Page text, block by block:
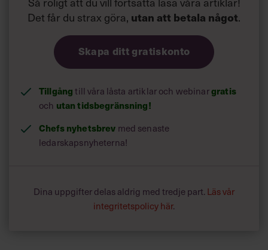
Det får du strax göra, utan att betala något.
Skapa ditt gratiskonto
Tillgångtill våra låsta artiklar och webinargratis
och utan tidsbegränsning!
Chefs nyhetsbrev med senaste
ledarskapsnyheterna!
Dina uppgifter delas aldrig med tredje part. Läs vår
integritetspolicy här.